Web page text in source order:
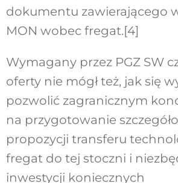
dokumentu zawierającego
MON wobec fregat.[4]
Wymagany przez PGZ SW
oferty nie mógł też, jak się
pozwolić zagranicznym
na przygotowanie
propozycji transferu
fregat do tej stoczni i
inwestycji koniecznych